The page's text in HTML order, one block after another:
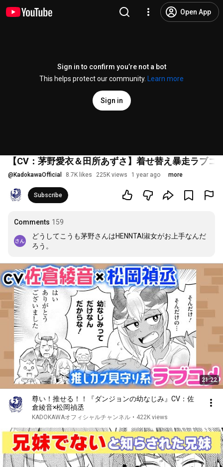
Open App
Sign in to confirm you’re not a bot
This helps protect our community.
Learn more
Sign in
【CV：茅野愛衣＆田所あずさ】着せ替え暴走ラブ
@ KadokawaOfficial 8.7K likes 225K views 1 year ago more
Subscribe
Comments 159
どうしてこうも茅野さんはHENNTAI淑女がお上手なんだ
ろう。
21:22
尊い！推せる！！『ダンジョンの幼なじみ』CV：佐
倉綾音×松岡禎丞
KADOKAWAオフィシャルチャンネル • 422K views